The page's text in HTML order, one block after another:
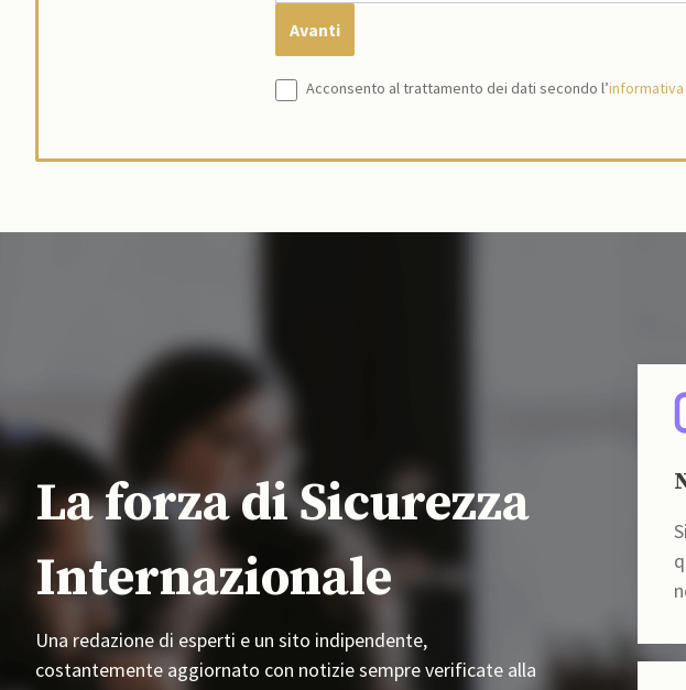
Acconsento al trattamento dei dati secondo l’
La forza di Sicurezza
Internazionale
Una redazione di esperti e un sito indipendente,
costantemente aggiornato con notizie sempre verificate alla